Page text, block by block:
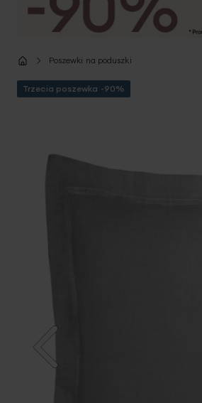
Poszewki na poduszki
Trzecia poszewka -90%